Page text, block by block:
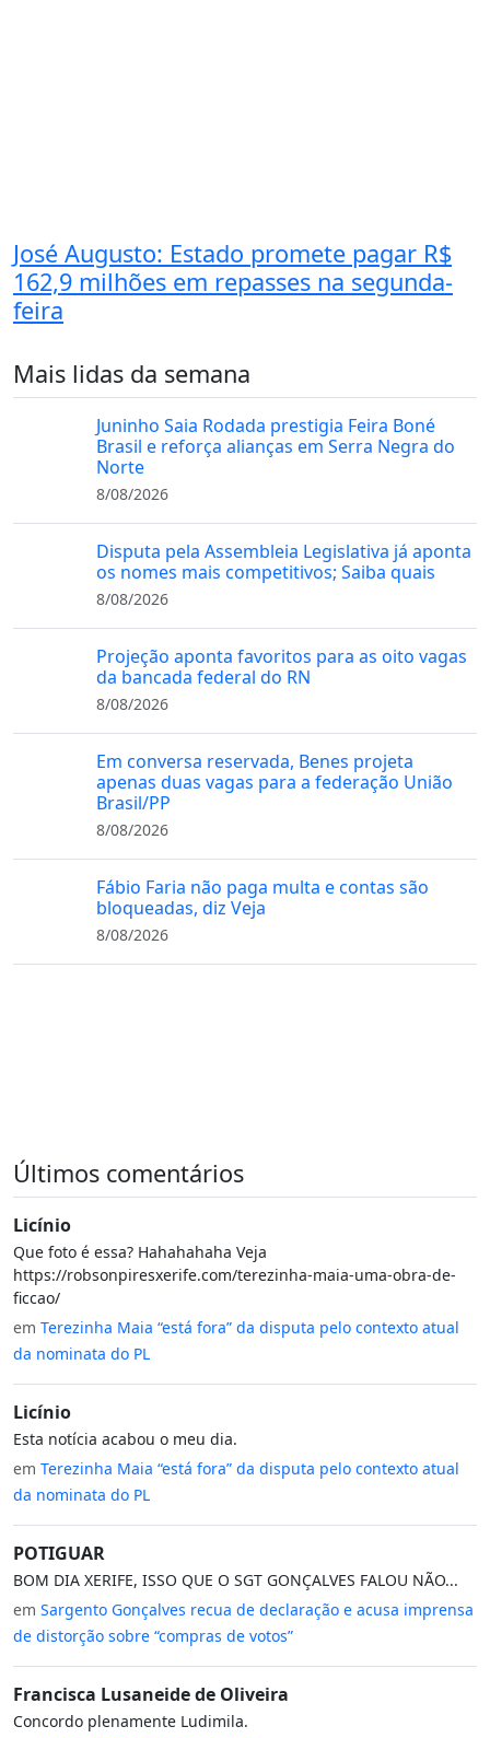
José Augusto: Estado promete pagar R$
162,9 milhões em repasses na segunda-
feira
Mais lidas da semana
Juninho Saia Rodada prestigia Feira Boné
Brasil e reforça alianças em Serra Negra do
Norte
8/08/2026
Disputa pela Assembleia Legislativa já aponta
os nomes mais competitivos; Saiba quais
8/08/2026
Projeção aponta favoritos para as oito vagas
da bancada federal do RN
8/08/2026
Em conversa reservada, Benes projeta
apenas duas vagas para a federação União
Brasil/PP
8/08/2026
Fábio Faria não paga multa e contas são
bloqueadas, diz Veja
8/08/2026
Últimos comentários
Licínio
Que foto é essa? Hahahahaha Veja
https://robsonpiresxerife.com/terezinha-maia-uma-obra-de-
ficcao/
em Terezinha Maia “está fora” da disputa pelo contexto atual
da nominata do PL
Licínio
Esta notícia acabou o meu dia.
em Terezinha Maia “está fora” da disputa pelo contexto atual
da nominata do PL
POTIGUAR
BOM DIA XERIFE, ISSO QUE O SGT GONÇALVES FALOU NÃO...
em Sargento Gonçalves recua de declaração e acusa imprensa
de distorção sobre “compras de votos”
Francisca Lusaneide de Oliveira
Concordo plenamente Ludimila.